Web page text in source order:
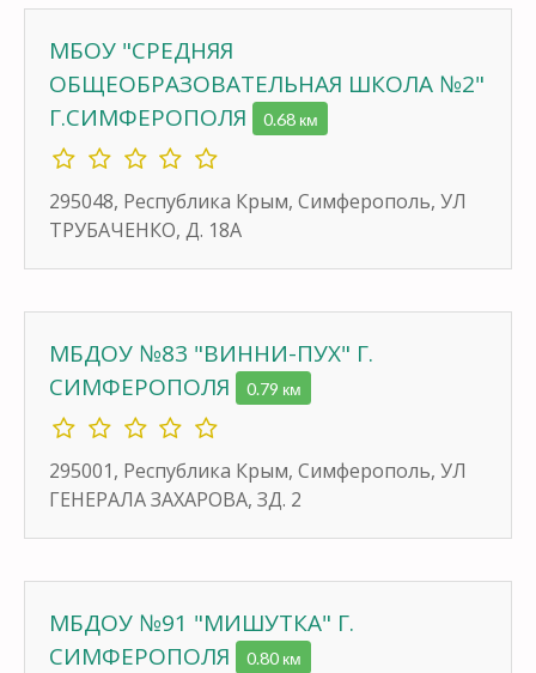
МБОУ "СРЕДНЯЯ
ОБЩЕОБРАЗОВАТЕЛЬНАЯ ШКОЛА №2"
Г.СИМФЕРОПОЛЯ
0.68 км
295048, Республика Крым, Симферополь, УЛ
ТРУБАЧЕНКО, Д. 18А
МБДОУ №83 "ВИННИ-ПУХ" Г.
СИМФЕРОПОЛЯ
0.79 км
295001, Республика Крым, Симферополь, УЛ
ГЕНЕРАЛА ЗАХАРОВА, ЗД. 2
МБДОУ №91 "МИШУТКА" Г.
СИМФЕРОПОЛЯ
0.80 км